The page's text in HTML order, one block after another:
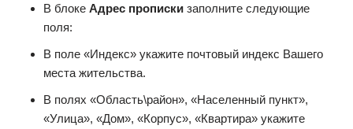
В блоке Адрес прописки заполните следующие
поля:
В поле «Индекс» укажите почтовый индекс Вашего
места жительства.
В полях «Область\район», «Населенный пункт»,
«Улица», «Дом», «Корпус», «Квартира» укажите